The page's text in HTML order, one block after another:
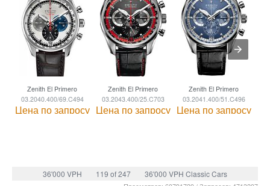
Zenith El Primero
03.2040.400/69.C494
Цена по запросу
Zenith El Primero
03.2043.400/25.C703
Цена по запросу
Zenith El Primero
03.2041.400/51.C496
Цена по запросу
36'000 VPH 119 of 247 36'000 VPH Classic Cars